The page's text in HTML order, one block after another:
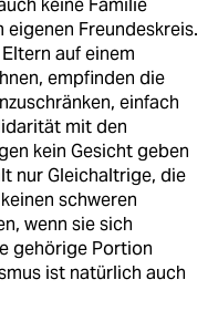
keine Familie
eigenen Freundeskreis.
auf einem
empfinden die
einfach
mit den
kein Gesicht geben
nur Gleichaltrige, die
schweren
wenn sie sich
gehörige Portion
ist natürlich auch